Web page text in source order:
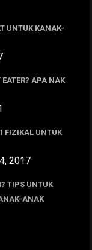
UNTUK KANAK-
APA NAK
FIZIKAL UNTUK
2017
TIPS UNTUK
ANAK